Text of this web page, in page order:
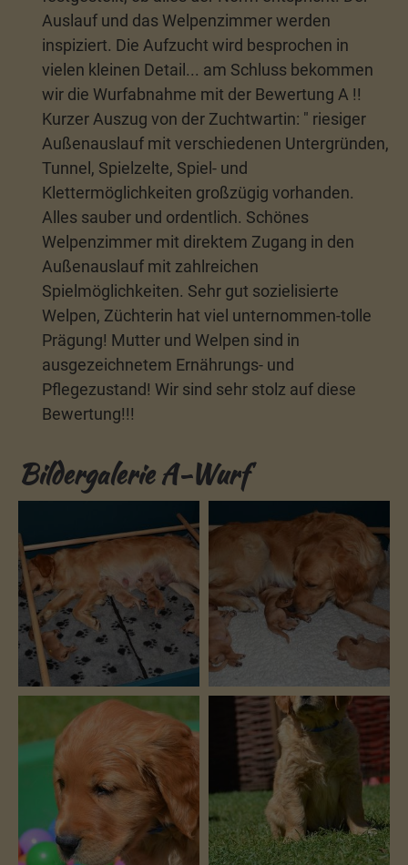
Auslauf und das Welpenzimmer werden
inspiziert. Die Aufzucht wird besprochen in
vielen kleinen Detail... am Schluss bekommen
wir die Wurfabnahme mit der Bewertung A !!
Kurzer Auszug von der Zuchtwartin: " riesiger
Außenauslauf mit verschiedenen Untergründen,
Tunnel, Spielzelte, Spiel- und
Klettermöglichkeiten großzügig vorhanden.
Alles sauber und ordentlich. Schönes
Welpenzimmer mit direktem Zugang in den
Außenauslauf mit zahlreichen
Spielmöglichkeiten. Sehr gut sozielisierte
Welpen, Züchterin hat viel unternommen-tolle
Prägung! Mutter und Welpen sind in
ausgezeichnetem Ernährungs- und
Pflegezustand! Wir sind sehr stolz auf diese
Bewertung!!!
Bildergalerie A-Wurf